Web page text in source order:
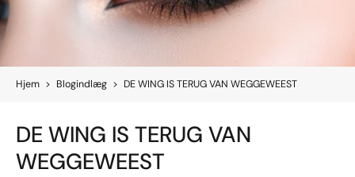
Hjem > Blogindlæg > DE WING IS TERUG VAN WEGGEWEEST
DE WING IS TERUG VAN
WEGGEWEEST